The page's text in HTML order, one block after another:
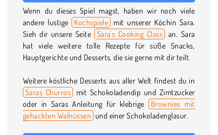
Wenn du dieses Spiel magst, haben wir noch viele
andere lustige Kochspiele mit unserer Köchin Sara.
Sieh dir unsere Seite Sara's Cooking Class an. Sara
hat viele weitere tolle Rezepte für süße Snacks,
Hauptgerichte und Desserts, die sie gerne mit dir teilt.
Weitere köstliche Desserts aus aller Welt findest du in
Saras Churros
mit Schokoladendip und Zimtzucker
oder in Saras Anleitung für klebrige
Brownies mit
gehackten Walnüssen und einer Schokoladenglasur.